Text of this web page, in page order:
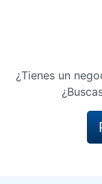
¿Tienes un